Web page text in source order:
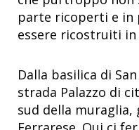
parte ricoperti e
essere ricostruiti in
Dalla basilica di
strada Palazzo di
sud della muraglia,